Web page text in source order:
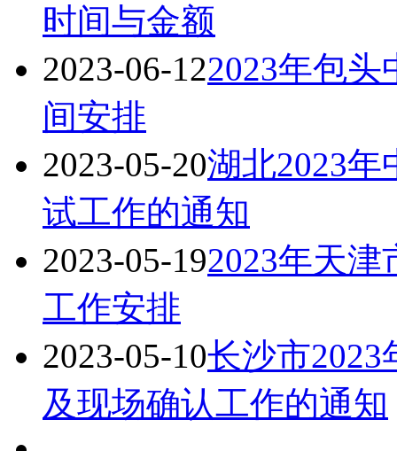
时间与金额
2023-06-122023年包
间安排
2023-05-20湖北2023
试工作的通知
2023-05-192023年天
工作安排
2023-05-10长沙市
及现场确认工作的通知